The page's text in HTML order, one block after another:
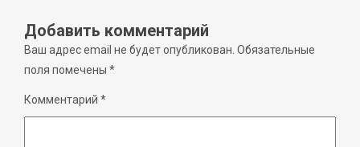
Добавить комментарий
Ваш адрес email не будет опубликован. Обязательные
поля помечены *
Комментарий *